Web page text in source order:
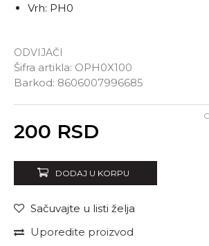
ODVIJAČI
Šifra artikla: OPH0X100
Barkod: 8606007996685
Vrh: PH0
200 RSD
DODAJ U KORPU
Sačuvajte u listi želja
Uporedite proizvod